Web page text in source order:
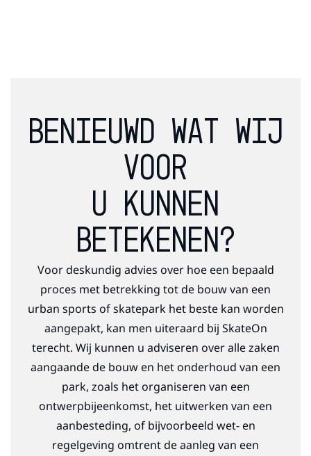
BENIEUWD WAT WIJ
VOOR
U KUNNEN
BETEKENEN?
Voor deskundig advies over hoe een bepaald
proces met betrekking tot de bouw van een
urban sports of skatepark het beste kan worden
aangepakt, kan men uiteraard bij SkateOn
terecht. Wij kunnen u adviseren over alle zaken
aangaande de bouw en het onderhoud van een
park, zoals het organiseren van een
ontwerpbijeenkomst, het uitwerken van een
aanbesteding, of bijvoorbeeld wet- en
regelgeving omtrent de aanleg van een